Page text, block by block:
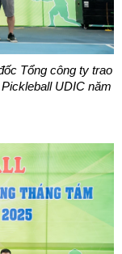
Tổng công ty trao
UDIC năm